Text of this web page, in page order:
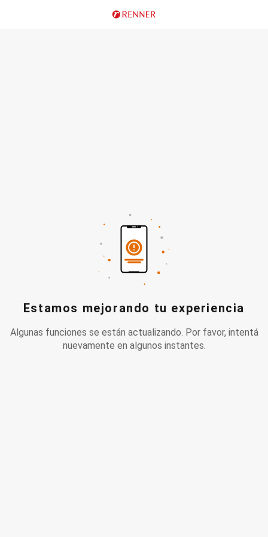
Estamos mejorando tu experiencia
Algunas funciones se están actualizando. Por favor, intentá
nuevamente en algunos instantes.